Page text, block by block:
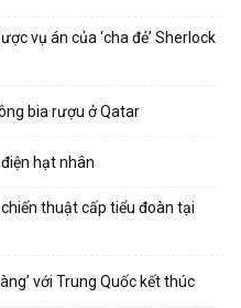
vụ án của ‘cha đẻ’ Sherlock
bia rượu ở Qatar
hạt nhân
thuật cấp tiểu đoàn tại
với Trung Quốc kết thúc